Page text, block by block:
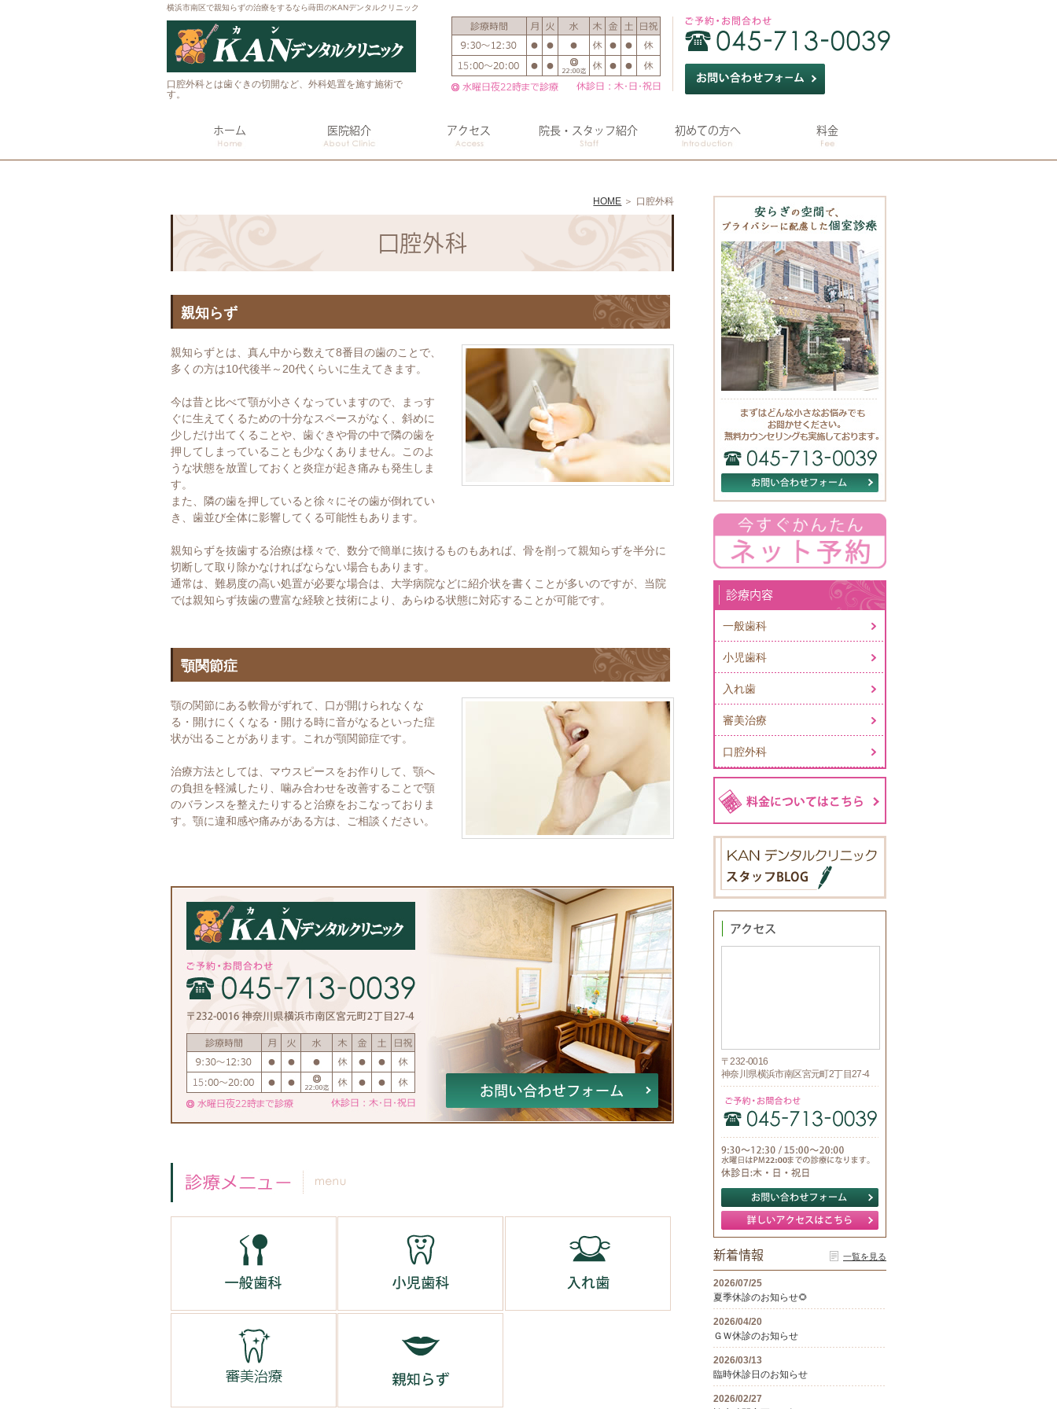
横浜市南区で親知らずの治療をするなら蒔田のKANデンタルクリニック
口腔外科とは歯ぐきの切開など、外科処置を施す施術で
す。
ホーム 医院紹介 アクセス 院長・スタッフ紹介 初めての方へ 料金
HOME 口腔外科
口腔外科
親知らず
親知らずとは、真ん中から数えて8番目の歯のことで、
多くの方は10代後半～20代くらいに生えてきます。
今は昔と比べて顎が小さくなっていますので、まっす
ぐに生えてくるための十分なスペースがなく、斜めに
少しだけ出てくることや、歯ぐきや骨の中で隣の歯を
押してしまっていることも少なくありません。このよ
うな状態を放置しておくと炎症が起き痛みも発生しま
す。
また、隣の歯を押していると徐々にその歯が倒れてい
き、歯並び全体に影響してくる可能性もあります。
親知らずを抜歯する治療は様々で、数分で簡単に抜けるものもあれば、骨を削って親知らずを半分に
切断して取り除かなければならない場合もあります。
通常は、難易度の高い処置が必要な場合は、大学病院などに紹介状を書くことが多いのですが、当院
では親知らず抜歯の豊富な経験と技術により、あらゆる状態に対応することが可能です。
顎関節症
顎の関節にある軟骨がずれて、口が開けられなくな
る・開けにくくなる・開ける時に音がなるといった症
状が出ることがあります。これが顎関節症です。
治療方法としては、マウスピースをお作りして、顎へ
の負担を軽減したり、噛み合わせを改善することで顎
のバランスを整えたりすると治療をおこなっておりま
す。顎に違和感や痛みがある方は、ご相談ください。
診療内容
一般歯科
小児歯科
入れ歯
審美治療
口腔外科
〒232-0016
神奈川県横浜市南区宮元町2丁目27-4
新着情報 一覧を見る
2026/07/25
夏季休診のお知らせ🌻
2026/04/20
ＧＷ休診のお知らせ
2026/03/13
臨時休診日のお知らせ
2026/02/27